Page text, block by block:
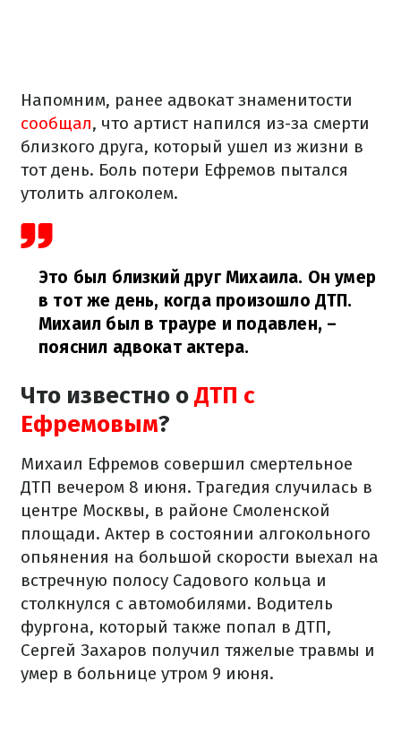
Напомним, ранее адвокат знаменитости
сообщал, что артист напился из-за смерти
близкого друга, который ушел из жизни в
тот день. Боль потери Ефремов пытался
утолить алгоколем.
Это был близкий друг Михаила. Он умер
в тот же день, когда произошло ДТП.
Михаил был в трауре и подавлен, –
пояснил адвокат актера.
Что известно оДТП с
Ефремовым?
Михаил Ефремов совершил смертельное
ДТП вечером 8 июня. Трагедия случилась в
центре Москвы, в районе Смоленской
площади. Актер в состоянии алгокольного
опьянения на большой скорости выехал на
встречную полосу Садового кольца и
столкнулся с автомобилями. Водитель
фургона, который также попал в ДТП,
Сергей Захаров получил тяжелые травмы и
умер в больнице утром 9 июня.